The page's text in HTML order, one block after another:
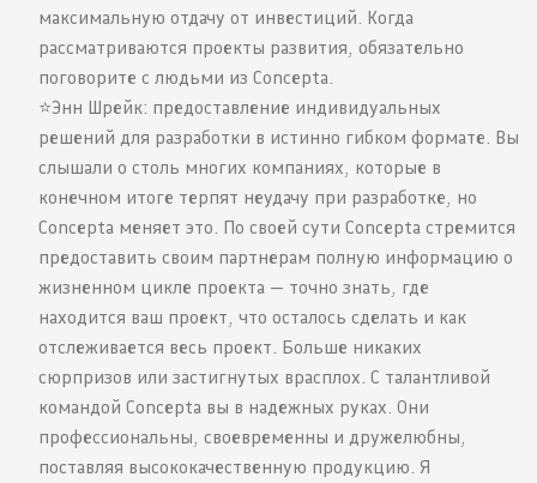
максимальную отдачу от инвестиций. Когда
рассматриваются проекты развития, обязательно
поговорите с людьми из Concepta.
⭐️Энн Шрейк: предоставление индивидуальных
решений для разработки в истинно гибком формате. Вы
слышали о столь многих компаниях, которые в
конечном итоге терпят неудачу при разработке, но
Concepta меняет это. По своей сути Concepta стремится
предоставить своим партнерам полную информацию о
жизненном цикле проекта — точно знать, где
находится ваш проект, что осталось сделать и как
отслеживается весь проект. Больше никаких
сюрпризов или застигнутых врасплох. С талантливой
командой Concepta вы в надежных руках. Они
профессиональны, своевременны и дружелюбны,
поставляя высококачественную продукцию. Я